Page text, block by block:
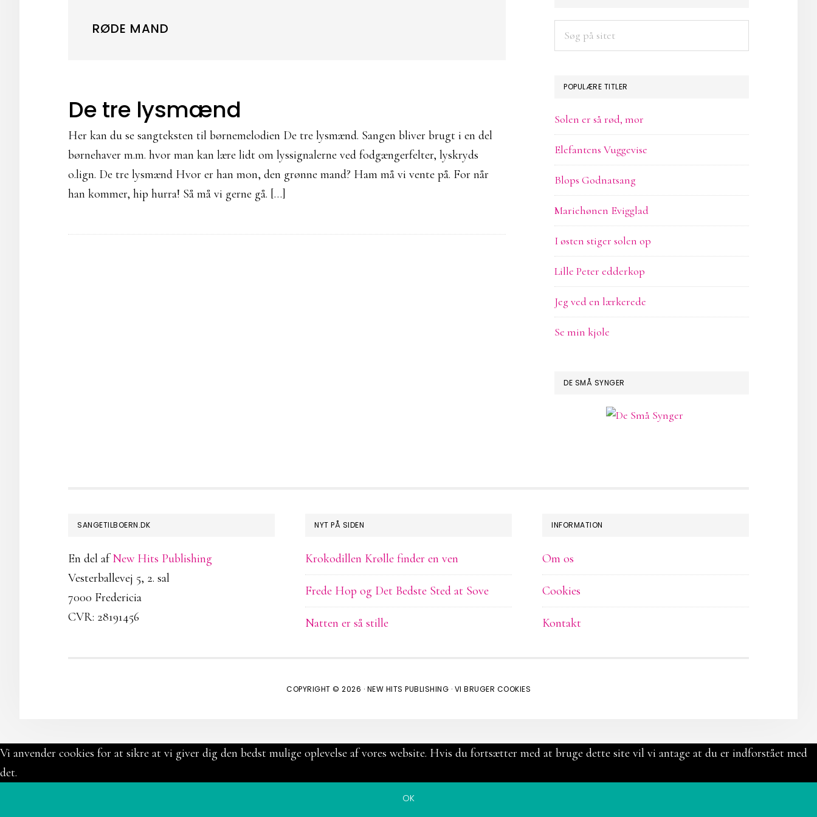
RØDE MAND
De tre lysmænd
Her kan du se sangteksten til børnemelodien De tre lysmænd. Sangen bliver brugt i en del
børnehaver m.m. hvor man kan lære lidt om lyssignalerne ved fodgængerfelter, lyskryds
o.lign. De tre lysmænd Hvor er han mon, den grønne mand? Ham må vi vente på. For når
han kommer, hip hurra! Så må vi gerne gå. […]
SIDEBAR
POPULÆRE TITLER
Solen er så rød, mor
Elefantens Vuggevise
Blops Godnatsang
Mariehønen Evigglad
I østen stiger solen op
Lille Peter edderkop
Jeg ved en lærkerede
Se min kjole
DE SMÅ SYNGER
FOOTER
SANGETILBOERN.DK
En del afNew Hits Publishing
Vesterballevej 5, 2. sal
7000 Fredericia
CVR: 28191456
NYT PÅ SIDEN
Krokodillen Krølle finder en ven
Frede Hop og Det Bedste Sted at Sove
Natten er så stille
INFORMATION
Om os
Cookies
Kontakt
COPYRIGHT © 2026 · NEW HITS PUBLISHING · VI BRUGER COOKIES
Vi anvender cookies for at sikre at vi giver dig den bedst mulige oplevelse af vores website. Hvis du fortsætter med at bruge dette site vil vi antage at du er indforstået med
det.
OK